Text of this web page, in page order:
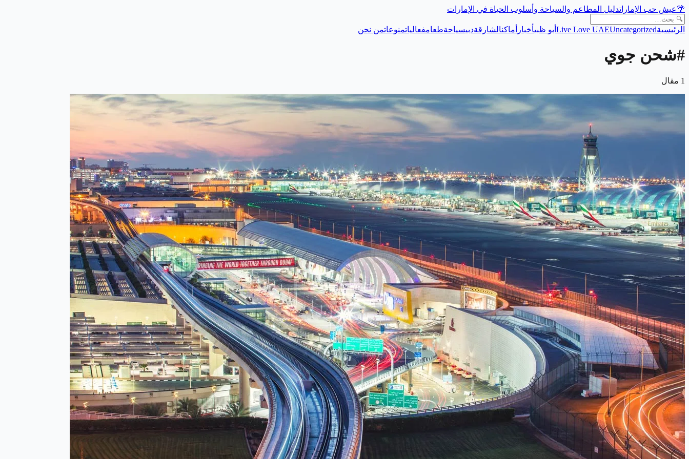
🌴عيش حب الإماراتدليل المطاعم والسياحة وأسلوب الحياة في الإمارات
الرئيسية Live Love UAEUncategorized أبو ظبيأخبار أماكنالشارقةدبيسياحةطعامفعالياتمنوعاتمن نحن
#شحن جوي
1 مقال